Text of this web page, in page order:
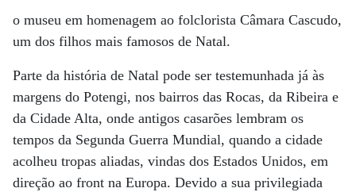
o museu em homenagem ao folclorista Câmara Cascudo,
um dos filhos mais famosos de Natal.
Parte da história de Natal pode ser testemunhada já às
margens do Potengi, nos bairros das Rocas, da Ribeira e
da Cidade Alta, onde antigos casarões lembram os
tempos da Segunda Guerra Mundial, quando a cidade
acolheu tropas aliadas, vindas dos Estados Unidos, em
direção ao front na Europa. Devido a sua privilegiada